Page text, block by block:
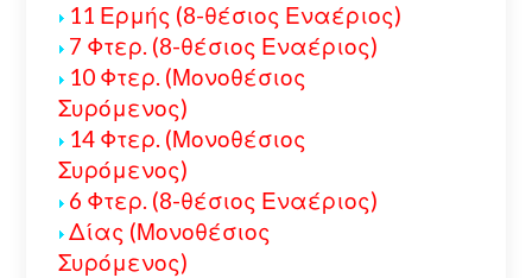
11 Ερμής (8-θέσιος Εναέριος)
7 Φτερ. (8-θέσιος Εναέριος)
10 Φτερ. (Μονοθέσιος
Συρόμενος)
14 Φτερ. (Μονοθέσιος
Συρόμενος)
6 Φτερ. (8-θέσιος Εναέριος)
Δίας (Μονοθέσιος
Συρόμενος)